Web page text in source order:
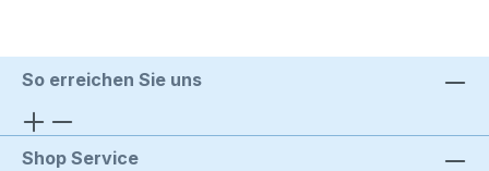
So erreichen Sie uns
Shop Service